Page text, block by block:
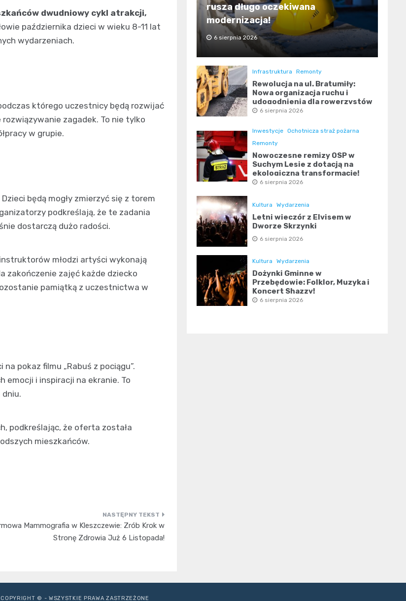
dwudniowy cykl atrakcji,
października dzieci w wieku 8-11 lat
wydarzeniach.
którego uczestnicy będą rozwijać
zagadek. To nie tylko
w grupie.
będą mogły zmierzyć się z torem
podkreślają, że te zadania
dostarczą dużo radości.
młodzi artyści wykonają
zakończenie zajęć każde dziecko
pamiątką z uczestnictwa w
pokaz filmu „Rabuś z pociągu”.
emocji i inspiracji na ekranie. To
dniu.
podkreślając, że oferta została
mieszkańców.
Mammografia w Kleszczewie: Zrób Krok w
Stronę Zdrowia Już 6 Listopada!
rusza długo oczekiwana
modernizacja!
6 sierpnia 2026
Infrastruktura Remonty
Rewolucja na ul. Bratumiły:
Nowa organizacja ruchu i
udogodnienia dla rowerzystów
6 sierpnia 2026
Inwestycje Ochotnicza straż pożarna
Remonty
Nowoczesne remizy OSP w
Suchym Lesie z dotacją na
ekologiczną transformację!
6 sierpnia 2026
Kultura Wydarzenia
Letni wieczór z Elvisem w
Dworze Skrzynki
6 sierpnia 2026
Kultura Wydarzenia
Dożynki Gminne w
Przebędowie: Folklor, Muzyka i
Koncert Shazzy!
6 sierpnia 2026
COPYRIGHT © - WSZYSTKIE PRAWA ZASTRZEŻONE